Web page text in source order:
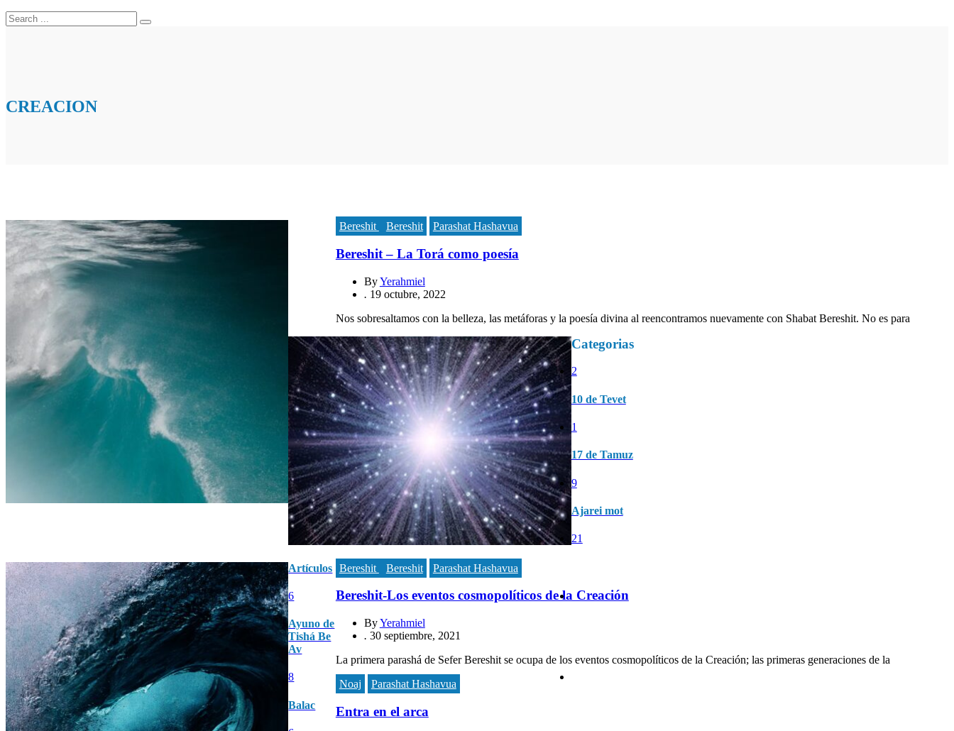
CREACION
Bereshit Bereshit Parashat Hashavua
Bereshit – La Torá como poesía
ByYerahmiel
. 19 octubre, 2022
Nos sobresaltamos con la belleza, las metáforas y la poesía divina al reencontramos nuevamente con Shabat Bereshit. No es para
Bereshit Bereshit Parashat Hashavua
Bereshit-Los eventos cosmopolíticos de la Creación
ByYerahmiel
. 30 septiembre, 2021
La primera parashá de Sefer Bereshit se ocupa de los eventos cosmopolíticos de la Creación; las primeras generaciones de la
Noaj
Parashat Hashavua
Entra en el arca
Categorias
2
10 de Tevet
1
17 de Tamuz
9
Ajarei mot
21
Artículos
6
Ayuno de
Tishá Be
Av
8
Balac